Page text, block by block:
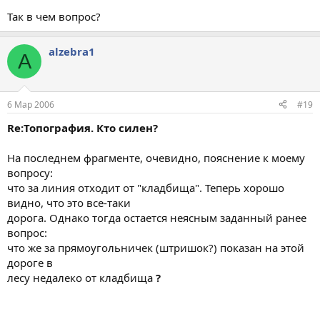
Так в чем вопрос?
A alzebra1
6 Мар 2006 #19
Re:Топография. Кто силен?
На последнем фрагменте, очевидно, пояснение к моему
вопросу:
что за линия отходит от "кладбища". Теперь хорошо
видно, что это все-таки
дорога. Однако тогда остается неясным заданный ранее
вопрос:
что же за прямоугольничек (штришок?) показан на этой
дороге в
лесу недалеко от кладбища ?